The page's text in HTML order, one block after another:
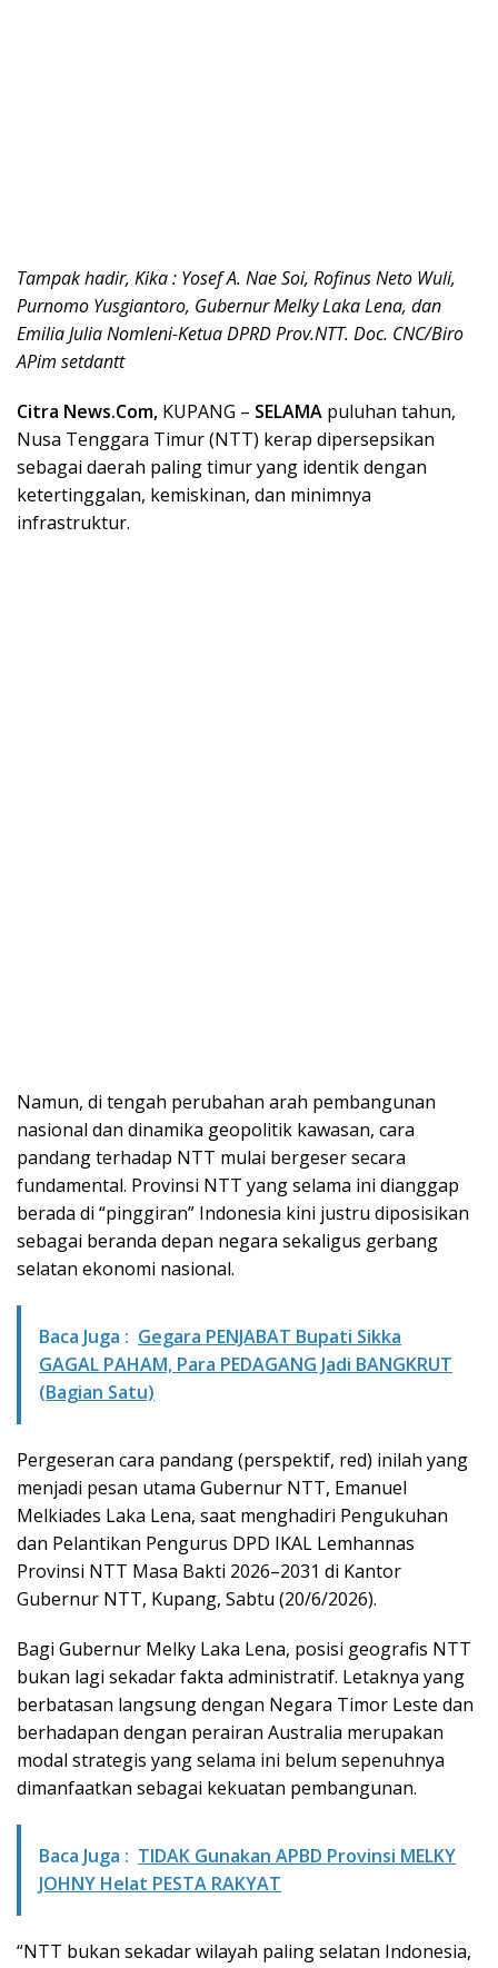
Tampak hadir, Kika : Yosef A. Nae Soi, Rofinus Neto Wuli,
Purnomo Yusgiantoro, Gubernur Melky Laka Lena, dan
Emilia Julia Nomleni-Ketua DPRD Prov.NTT. Doc. CNC/Biro
APim setdantt
Citra News.Com, KUPANG – SELAMA puluhan tahun,
Nusa Tenggara Timur (NTT) kerap dipersepsikan
sebagai daerah paling timur yang identik dengan
ketertinggalan, kemiskinan, dan minimnya
infrastruktur.
Namun, di tengah perubahan arah pembangunan
nasional dan dinamika geopolitik kawasan, cara
pandang terhadap NTT mulai bergeser secara
fundamental. Provinsi NTT yang selama ini dianggap
berada di “pinggiran” Indonesia kini justru diposisikan
sebagai beranda depan negara sekaligus gerbang
selatan ekonomi nasional.
Baca Juga : Gegara PENJABAT Bupati Sikka
GAGAL PAHAM, Para PEDAGANG Jadi BANGKRUT
(Bagian Satu)
Pergeseran cara pandang (perspektif, red) inilah yang
menjadi pesan utama Gubernur NTT, Emanuel
Melkiades Laka Lena, saat menghadiri Pengukuhan
dan Pelantikan Pengurus DPD IKAL Lemhannas
Provinsi NTT Masa Bakti 2026–2031 di Kantor
Gubernur NTT, Kupang, Sabtu (20/6/2026).
Bagi Gubernur Melky Laka Lena, posisi geografis NTT
bukan lagi sekadar fakta administratif. Letaknya yang
berbatasan langsung dengan Negara Timor Leste dan
berhadapan dengan perairan Australia merupakan
modal strategis yang selama ini belum sepenuhnya
dimanfaatkan sebagai kekuatan pembangunan.
Baca Juga : TIDAK Gunakan APBD Provinsi MELKY
JOHNY Helat PESTA RAKYAT
“NTT bukan sekadar wilayah paling selatan Indonesia,